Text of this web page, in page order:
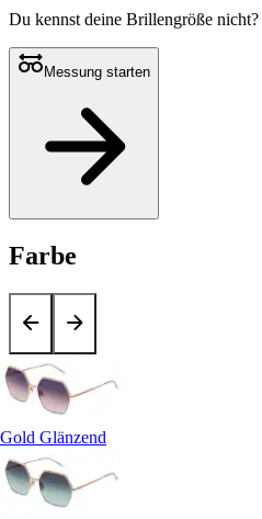
Du kennst deine Brillengröße nicht?
Messung starten
Farbe
Gold Glänzend